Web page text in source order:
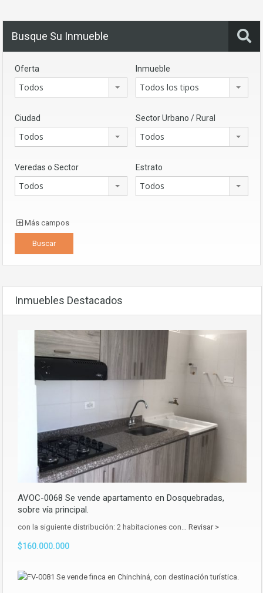
Busque Su Inmueble
Oferta
Todos
Inmueble
Todos los tipos
Ciudad
Todos
Sector Urbano / Rural
Todos
Veredas o Sector
Todos
Estrato
Todos
Más campos
Inmuebles Destacados
AVOC-0068 Se vende apartamento en Dosquebradas,
sobre vía principal.
con la siguiente distribución: 2 habitaciones con… Revisar >
$160.000.000